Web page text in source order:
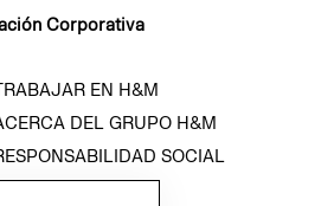
Corporativa
EN H&M
DEL GRUPO H&M
SOCIAL